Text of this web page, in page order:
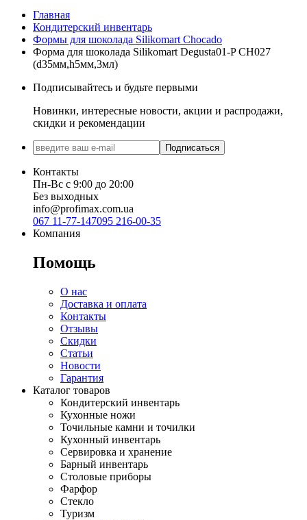
Главная
Кондитерский инвентарь
Формы для шоколада Silikomart Chocado
Форма для шоколада Silikomart Degusta01-P CH027
(d35мм,h5мм,3мл)
Подписывайтесь и будьте первыми
Новинки, интересные новости, акции и распродажи,
скидки и рекомендации
Подписаться
Контакты
Пн-Вс с 9:00 до 20:00
Без выходных
info@profimax.com.ua
067 11-77-147095 216-00-35
Компания
Помощь
О нас
Доставка и оплата
Контакты
Отзывы
Скидки
Статьи
Новости
Гарантия
Каталог товаров
Кондитерский инвентарь
Кухонные ножи
Точильные камни и точилки
Кухонный инвентарь
Сервировка и хранение
Барный инвентарь
Столовые приборы
Фарфор
Стекло
Туризм